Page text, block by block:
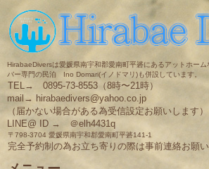
HirabaeDiversは愛媛県南宇和郡愛南町平碆にあるアットホー
バー専門の民泊 Ino Domari(イノドマリ)も併設しています。
TEL→ 0895-73-8553（8時〜21時）
mail→ hirabaedivers@yahoo.co.jp
（届かない場合がある為受信設定お願いします）
LINE@ ID → ＠elh4431q
〒798-3704 愛媛県南宇和郡愛南町平碆141-1
完全予約制の為お立ち寄りの際は事前連絡お願